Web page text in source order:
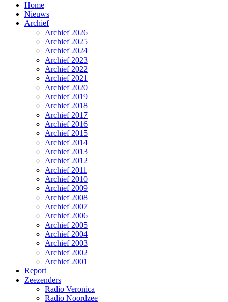
Home
Nieuws
Archief
Archief 2026
Archief 2025
Archief 2024
Archief 2023
Archief 2022
Archief 2021
Archief 2020
Archief 2019
Archief 2018
Archief 2017
Archief 2016
Archief 2015
Archief 2014
Archief 2013
Archief 2012
Archief 2011
Archief 2010
Archief 2009
Archief 2008
Archief 2007
Archief 2006
Archief 2005
Archief 2004
Archief 2003
Archief 2002
Archief 2001
Report
Zeezenders
Radio Veronica
Radio Noordzee